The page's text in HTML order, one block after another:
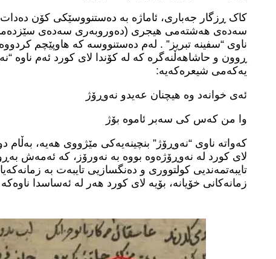
کاک ڕزگار جەباری، ئاماژە بە دەستنووسێکی کۆن دەدات
ناوی “سفینە تبریز” . لەم دەستنووسە کە هاوپێچم
ڕوون و حاشاهەڵنەگرە کە لە کۆندا لای کورد ئەم ناوە
یەکەمی شیعرەکەیە:
ئەی خوانەد وە هیچنان عەیدو نەوڕۆژ
وا من کەس کی سەبر ئاموە بۆژ
کەواتە ناوی “نەوڕۆژ” بنچینەیەکی مێژووی هەیە، بەڵام
لای کورد لە نەوڕۆژەوە بووە بە نەورۆز، کە ئەمەش
تایبەتمەندیی کولتووری و دەنگسازیی تایبەت بە
زمانەکانی خۆیانە، بۆیە لای کورد هەر لە ئەساسدا